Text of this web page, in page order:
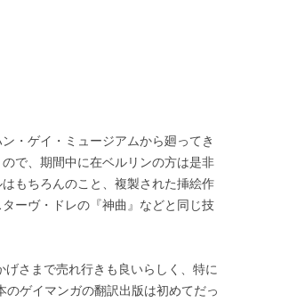
・ゲイ・ミュージアムから廻ってき
で、期間中に在ベルリンの方は是非
もちろんのこと、複製された挿絵作
ーヴ・ドレの『神曲』などと同じ技
さまで売れ行きも良いらしく、特に
のゲイマンガの翻訳出版は初めてだっ